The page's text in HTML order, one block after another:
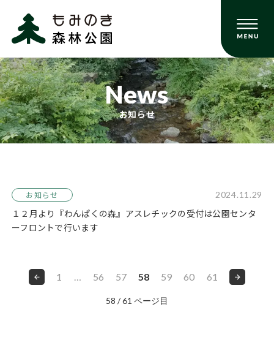
News
お知らせ
お知らせ 2024.11.29
１２月より『わんぱくの森』アスレチックの受付は公園センタ
ーフロントで行います
投
稿
1 56 57 58 59 60 61
58 /61 ページ目